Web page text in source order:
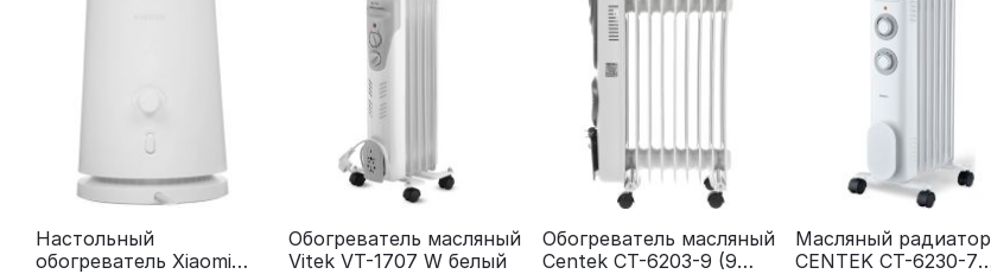
Настольный
обогреватель Xiaomi
Обогреватель масляный
Vitek VT-1707 W белый
Обогреватель масляный
Centek CT-6203-9 (9
Масляный радиатор
CENTEK CT-6230-7